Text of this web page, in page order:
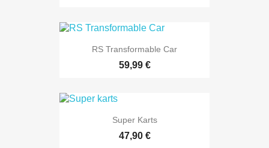
RS Transformable Car
59,99 €
Super Karts
47,90 €